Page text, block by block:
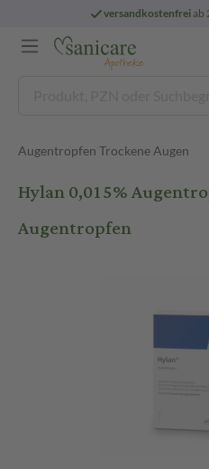
versandkostenfreiab
Augentropfen Trockene Augen
Hylan 0,015%
Augentropfen